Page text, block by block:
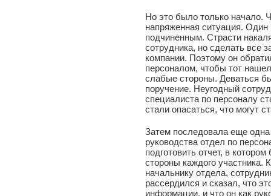
Но это было только начало.
напряженная ситуация. Один
подчиненным. Страсти
сотрудника, но сделать все
компании. Поэтому он
персоналом, чтобы тот
слабые стороны. Деваться
поручение. Неугодный
специалиста по персоналу
стали опасаться, что могут
Затем последовала еще
руководства отдел по
подготовить отчет, в
стороны каждого участника.
начальнику отдела,
рассердился и сказал, что
информации, и что он как